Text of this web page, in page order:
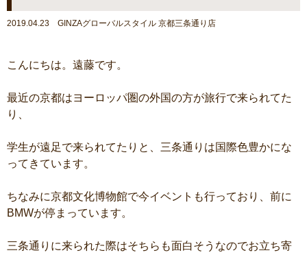
2019.04.23 GINZAグローバルスタイル 京都三条通り店
こんにちは。遠藤です。
最近の京都はヨーロッパ圏の外国の方が旅行で来られてた
り、
学生が遠足で来られてたりと、三条通りは国際色豊かにな
ってきています。
ちなみに京都文化博物館で今イベントも行っており、前に
BMWが停まっています。
三条通りに来られた際はそちらも面白そうなのでお立ち寄